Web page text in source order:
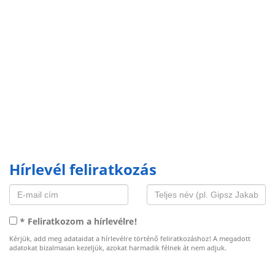
Hírlevél feliratkozás
* Feliratkozom a hírlevélre!
Kérjük, add meg adataidat a hírlevélre történő feliratkozáshoz! A megadott
adatokat bizalmasan kezeljük, azokat harmadik félnek át nem adjuk.